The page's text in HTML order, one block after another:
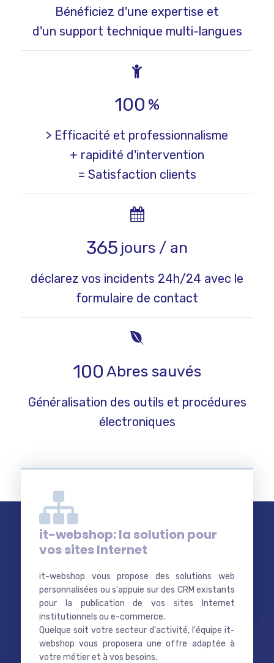
Bénéficiez d'une expertise et
d'un support technique multi-langues
100 %
> Efficacité et professionnalisme
+ rapidité d'intervention
= Satisfaction clients
365 jours / an
déclarez vos incidents 24h/24 avec le
formulaire de contact
100 Abres sauvés
Généralisation des outils et procédures
électroniques
it-webshop: la solution pour
vos sites Internet
it-webshop vous propose des solutions web
personnalisées ou s'appuie sur des CRM existants
pour la publication de vos sites Internet
institutionnels ou e-commerce.
Quelque soit votre secteur d'activité, l'équipe it-
webshop vous proposera une offre adaptée à
votre métier et à vos besoins.